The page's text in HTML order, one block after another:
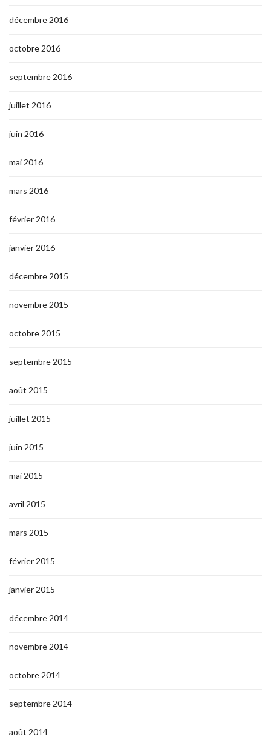
décembre 2016
octobre 2016
septembre 2016
juillet 2016
juin 2016
mai 2016
mars 2016
février 2016
janvier 2016
décembre 2015
novembre 2015
octobre 2015
septembre 2015
août 2015
juillet 2015
juin 2015
mai 2015
avril 2015
mars 2015
février 2015
janvier 2015
décembre 2014
novembre 2014
octobre 2014
septembre 2014
août 2014